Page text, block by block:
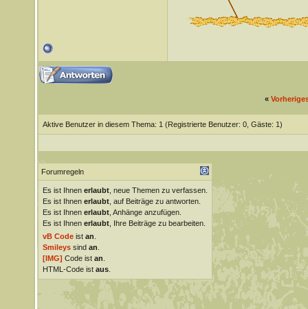
«
Aktive Benutzer in diesem Thema: 1 (Registrierte Benutzer: 0, Gäste: 1)
Forumregeln
Es ist Ihnen erlaubt, neue Themen zu verfassen.
Es ist Ihnen erlaubt, auf Beiträge zu antworten.
Es ist Ihnen erlaubt, Anhänge anzufügen.
Es ist Ihnen erlaubt, Ihre Beiträge zu bearbeiten.
vB Codeist an
Smileyssind an
[IMG] Code ist an
HTML-Code ist aus.